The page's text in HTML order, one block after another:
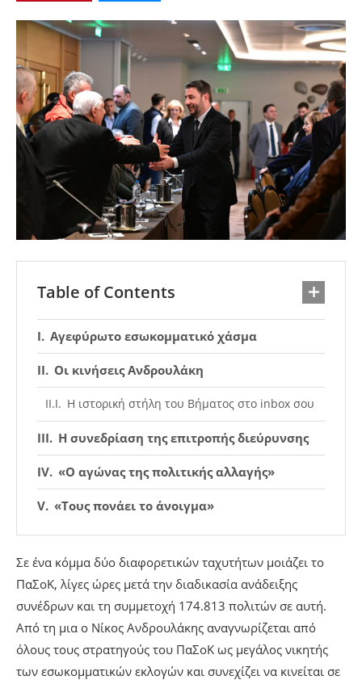
Table of Contents
Αγεφύρωτο εσωκομματικό χάσμα
Οι κινήσεις Ανδρουλάκη
Η ιστορική στήλη του Βήματος στο inbox σου
Η συνεδρίαση της επιτροπής διεύρυνσης
«Ο αγώνας της πολιτικής αλλαγής»
«Τους πονάει το άνοιγμα»
Σε ένα κόμμα δύο διαφορετικών ταχυτήτων μοιάζει το
ΠαΣοΚ, λίγες ώρες μετά την διαδικασία ανάδειξης
συνέδρων και τη συμμετοχή 174.813 πολιτών σε αυτή.
Από τη μια ο Νίκος Ανδρουλάκης αναγνωρίζεται από
όλους τους στρατηγούς του ΠαΣοΚ ως μεγάλος νικητής
των εσωκομματικών εκλογών και συνεχίζει να κινείται σε